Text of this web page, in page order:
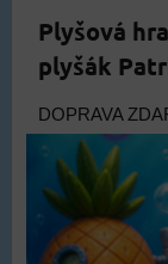
Plyšová
plyšák
DOPRAVA